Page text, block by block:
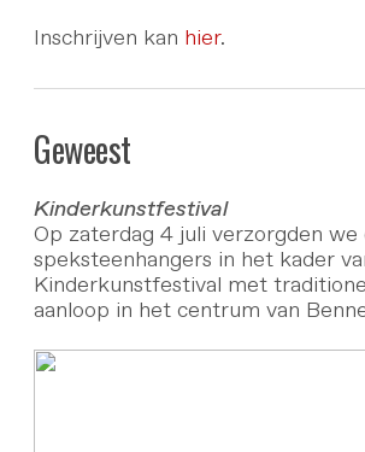
Inschrijven kan hier.
Geweest
Kinderkunstfestival
Op zaterdag 4 juli verzorgden we
speksteenhangers in het kader
Kinderkunstfestival met
aanloop in het centrum van